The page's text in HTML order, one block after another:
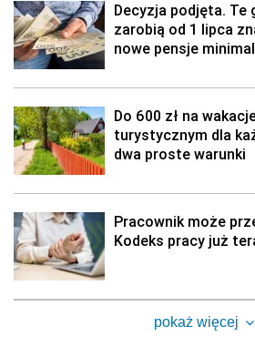
Decyzja podjęta. Te
zarobią od 1 lipca
nowe pensje
Do 600 zł na
turystycznym dla
dwa proste warunki
Pracownik może
Kodeks pracy już
pokaż więcej